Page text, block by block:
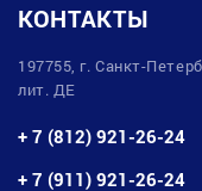
КОНТАКТЫ
197755, г. Санкт-
лит. ДЕ
+ 7 (812) 921-26-24
+ 7 (911) 921-26-24